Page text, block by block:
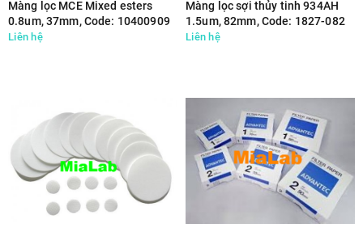
Màng lọc MCE Mixed esters
0.8um, 37mm, Code: 10400909
Liên hệ
Màng lọc sợi thủy tinh 934AH
1.5um, 82mm, Code: 1827-082
Liên hệ